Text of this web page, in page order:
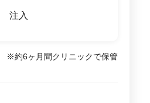
注入
※約6ヶ月間クリニックで保管